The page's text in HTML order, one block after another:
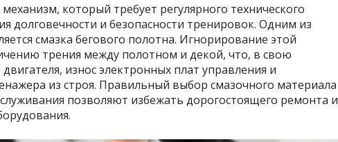
который требует регулярного технического
долговечности и безопасности тренировок. Одним из
смазка бегового полотна. Игнорирование этой
трения между полотном и декой, что, в свою
износ электронных плат управления и
из строя. Правильный выбор смазочного материала
позволяют избежать дорогостоящего ремонта и